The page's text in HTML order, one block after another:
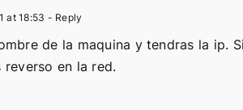
at 18:53 - Reply
de la maquina y tendras la ip.
en la red.